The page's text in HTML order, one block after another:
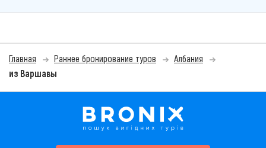
Главная Раннее бронирование туров
Албания
из Варшавы